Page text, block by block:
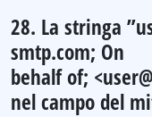
28. La stringa
smtp.com; On
behalf of;
nel campo del